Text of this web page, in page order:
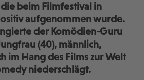
beim Filmfestival in
aufgenommen wurde.
der Komödien-Guru
(40), männlich,
im Hang des Films zur Welt
niederschlägt.